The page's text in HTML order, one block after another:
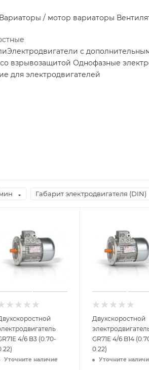
Вариаторы / мотор вариаторы
Электродвигатели с
взрывозащитой Однофазные
для электродвигателей
Габарит электродвигателя (DIN)
4/6 B3 (0.70-
Уточните наличие
Двухскоростной
GR71E 4/6 B14
0.22)
Уточните